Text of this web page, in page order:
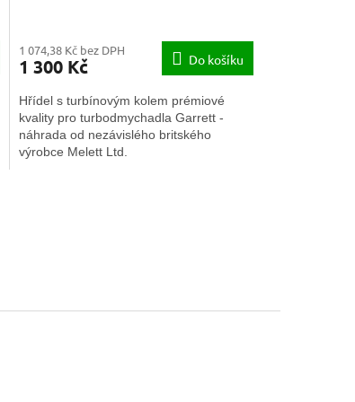
1 074,38 Kč bez DPH
1 300 Kč Do košíku
Hřídel s turbínovým kolem prémiové
kvality pro turbodmychadla Garrett -
náhrada od nezávislého britského
výrobce Melett Ltd.